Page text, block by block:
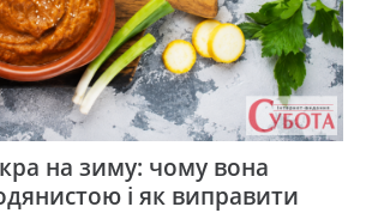
на зиму: чому вона
і як виправити